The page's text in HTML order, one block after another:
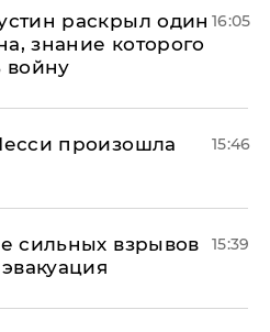
раскрыл один
знание которого
войну
16:05
произошла
15:46
сильных взрывов
15:39